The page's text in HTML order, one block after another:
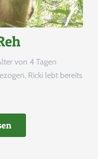
von 4 Tagen
Ricki lebt bereits